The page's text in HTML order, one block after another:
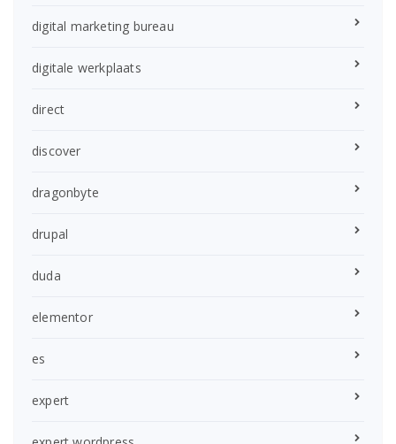
digital marketing bureau
digitale werkplaats
direct
discover
dragonbyte
drupal
duda
elementor
es
expert